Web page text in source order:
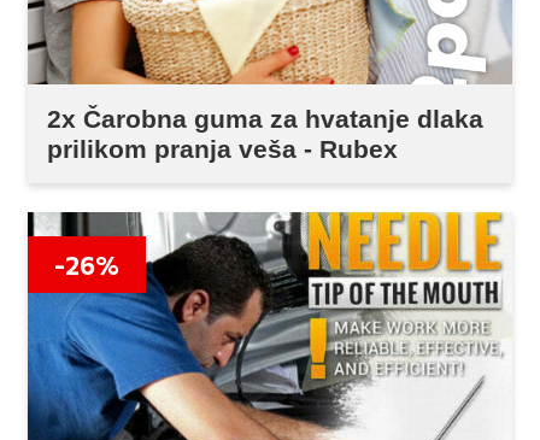
2x Čarobna guma za hvatanje dlaka
prilikom pranja veša - Rubex
-26%